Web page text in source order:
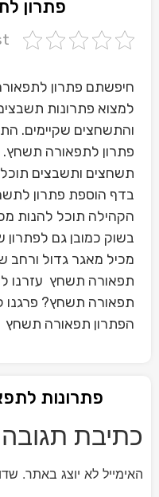
פתרון
חיפשתם פתרון
למצוא פתרונות
והתשחצים שקיימים.
פתרון לתפאורה תשחץ.
תשחצים ותשבצים
בדף הוספת פתרון
הקהילה תוכל להנות
בשוק כמובן גם
מכיל מאגר גדול ורחב
תפאורה תשחץ עזרנו
תפאורה תשחץ? פרגנו
הפתרון תפאורה תשחץ
פתרונות
כתיבת תגובה
האימייל לא יוצג באתר.